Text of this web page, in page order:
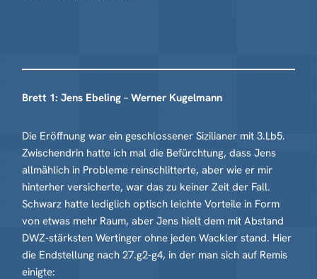
Brett 1: Jens Ebeling – Werner Kugelmann
Die Eröffnung war ein geschlossener Sizilianer mit 3.Lb5.
Zwischendrin hatte ich mal die Befürchtung, dass Jens
allmählich in Probleme reinschlitterte, aber wie er mir
hinterher versicherte, war das zu keiner Zeit der Fall.
Schwarz hatte lediglich optisch leichte Vorteile in Form
von etwas mehr Raum, aber Jens hielt dem mit Abstand
DWZ-stärksten Wertinger ohne jeden Wackler stand. Hier
die Endstellung nach 27.g2-g4, in der man sich auf Remis
einigte: